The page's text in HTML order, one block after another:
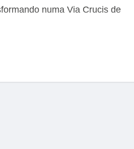
numa Via Crucis de